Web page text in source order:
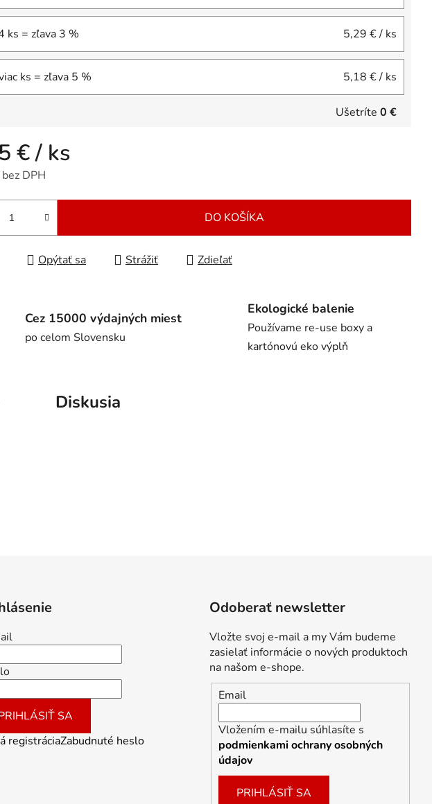
ks = zľava 3 % 5,29 €/ ks
ks = zľava 5 % 5,18 €/ ks
Ušetríte 0 €
€/ ks
DPH
cena:
DO KOŠÍKA
Opýtať sa Strážiť Zdieľať
Cez 15000 výdajných miest
po celom Slovensku
Ekologické balenie
Používame re-use boxy a
kartónovú eko výplň
Diskusia
SA
registráciaZabudnuté heslo
Odoberať newsletter
Vložte svoj e-mail a my Vám budeme
zasielať informácie o nových produktoch
na našom e-shope.
Email
Vložením e-mailu súhlasíte s
podmienkami ochrany osobných
údajov
PRIHLÁSIŤ SA